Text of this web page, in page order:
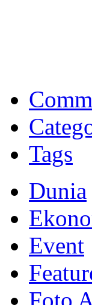
Memberikan yang
Tags
Dunia
Event